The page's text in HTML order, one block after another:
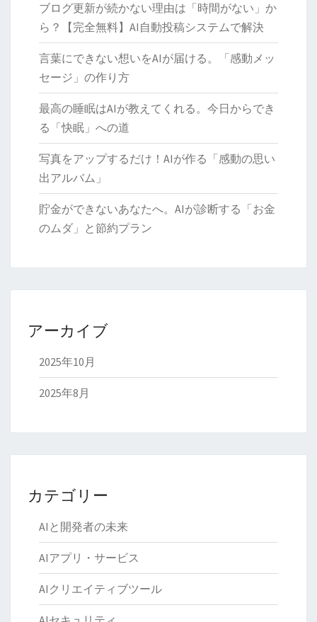
方
法
ブログ更新が続かない理由は「時間がない」か
ら？【完全無料】AI自動投稿システムで解決
言葉にできない想いをAIが届ける。「感動メッ
セージ」の作り方
最高の睡眠はAIが教えてくれる。今日からでき
る「快眠」への道
写真をアップするだけ！AIが作る「感動の思い
出アルバム」
貯金ができないあなたへ。AIが診断する「お金
のムダ」と節約プラン
アーカイブ
2025年10月
2025年8月
カテゴリー
AIと開発者の未来
AIアプリ・サービス
AIクリエイティブツール